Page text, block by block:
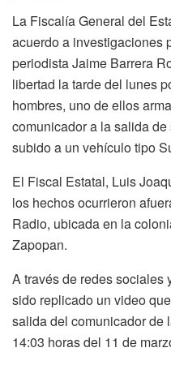
La Fiscalía General del
acuerdo a investigaciones
periodista Jaime Barrera
libertad la tarde del lunes
hombres, uno de ellos
comunicador a la salida
subido a un vehículo tipo
El Fiscal Estatal, Luis
los hechos ocurrieron
Radio, ubicada en la
Zapopan.
A través de redes sociales
sido replicado un video
salida del comunicador de
14:03 horas del 11 de